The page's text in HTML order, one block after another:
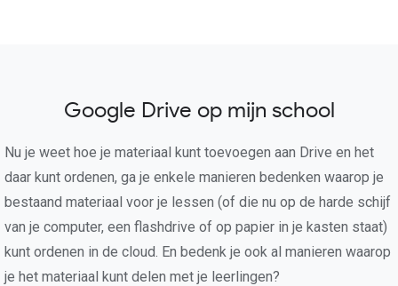
Google Drive op mijn school
Nu je weet hoe je materiaal kunt toevoegen aan Drive en het
daar kunt ordenen, ga je enkele manieren bedenken waarop je
bestaand materiaal voor je lessen (of die nu op de harde schijf
van je computer, een flashdrive of op papier in je kasten staat)
kunt ordenen in de cloud. En bedenk je ook al manieren waarop
je het materiaal kunt delen met je leerlingen?